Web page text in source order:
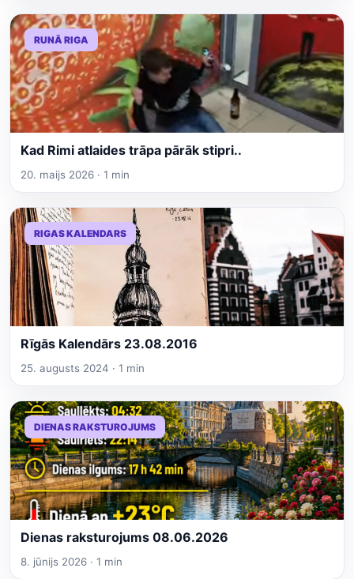
RUNĀ RIGA
Kad Rimi atlaides trāpa pārāk stipri..
20. maijs 2026 · 1 min
RIGAS KALENDARS
Rīgās Kalendārs 23.08.2016
25. augusts 2024 · 1 min
DIENAS RAKSTUROJUMS
Dienas raksturojums 08.06.2026
8. jūnijs 2026 · 1 min